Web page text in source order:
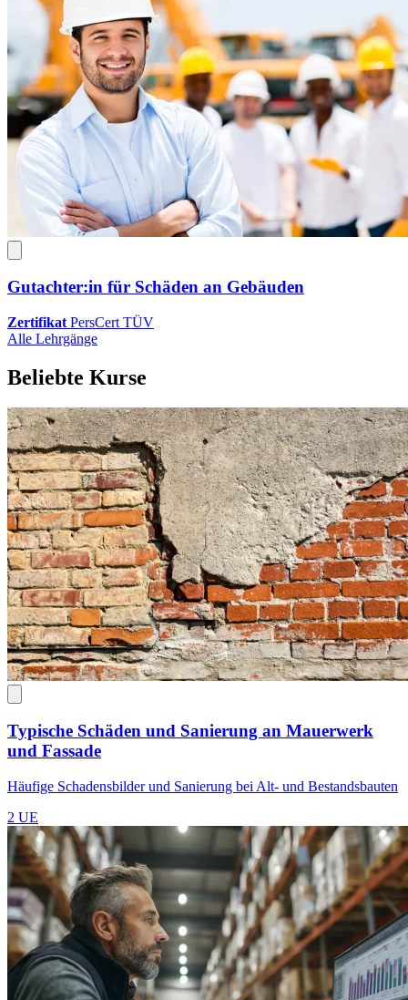
Gutachter:in für Schäden an Gebäuden
Zertifikat PersCert TÜV
Alle Lehrgänge
Beliebte Kurse
Typische Schäden und Sanierung an Mauerwerk
und Fassade
Häufige Schadensbilder und Sanierung bei Alt- und Bestandsbauten
2 UE